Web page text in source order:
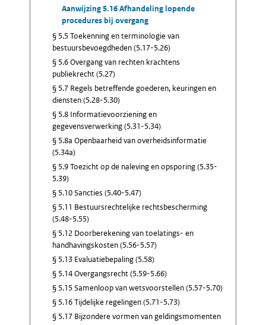
Aanwijzing 5.16 Afhandeling lopende
procedures bij overgang
§ 5.5 Toekenning en terminologie van
bestuursbevoegdheden (5.17-5.26)
§ 5.6 Overgang van rechten krachtens
publiekrecht (5.27)
§ 5.7 Regels betreffende goederen, keuringen en
diensten (5.28-5.30)
§ 5.8 Informatievoorziening en
gegevensverwerking (5.31-5.34)
§ 5.8a Openbaarheid van overheidsinformatie
(5.34a)
§ 5.9 Toezicht op de naleving en opsporing (5.35-
5.39)
§ 5.10 Sancties (5.40-5.47)
§ 5.11 Bestuursrechtelijke rechtsbescherming
(5.48-5.55)
§ 5.12 Doorberekening van toelatings- en
handhavingskosten (5.56-5.57)
§ 5.13 Evaluatiebepaling (5.58)
§ 5.14 Overgangsrecht (5.59-5.66)
§ 5.15 Samenloop van wetsvoorstellen (5.57-5.70)
§ 5.16 Tijdelijke regelingen (5.71-5.73)
§ 5.17 Bijzondere vormen van geldingsmomenten